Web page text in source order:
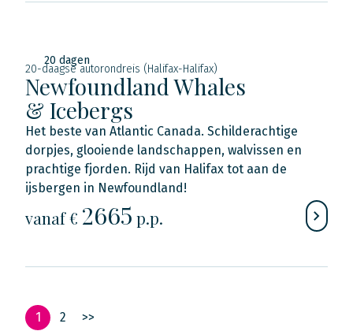
20 dagen
20-daagse autorondreis (Halifax-Halifax)
Newfoundland Whales
& Icebergs
Het beste van Atlantic Canada. Schilderachtige
dorpjes, glooiende landschappen, walvissen en
prachtige fjorden. Rijd van Halifax tot aan de
ijsbergen in Newfoundland!
vanaf € 2665 p.p.
1 2 >>